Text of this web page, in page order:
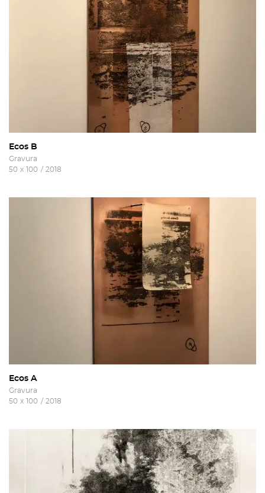
Ecos B
Gravura
50 x 100 / 2018
Ecos A
Gravura
50 x 100 / 2018